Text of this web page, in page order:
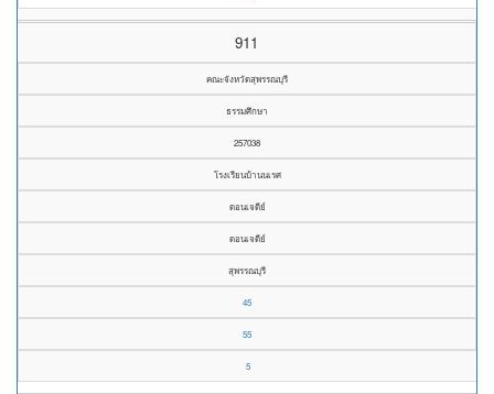
911
คณะจังหวัดสุพรรณบุรี
ธรรมศึกษา
257038
โรงเรียนบ้านนเรศ
ดอนเจดีย์
ดอนเจดีย์
สุพรรณบุรี
45
55
5